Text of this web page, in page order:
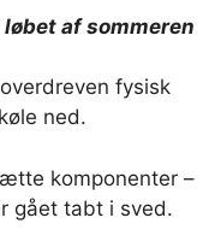
løbet af sommeren
fysisk
ned.
komponenter –
gået tabt i sved.